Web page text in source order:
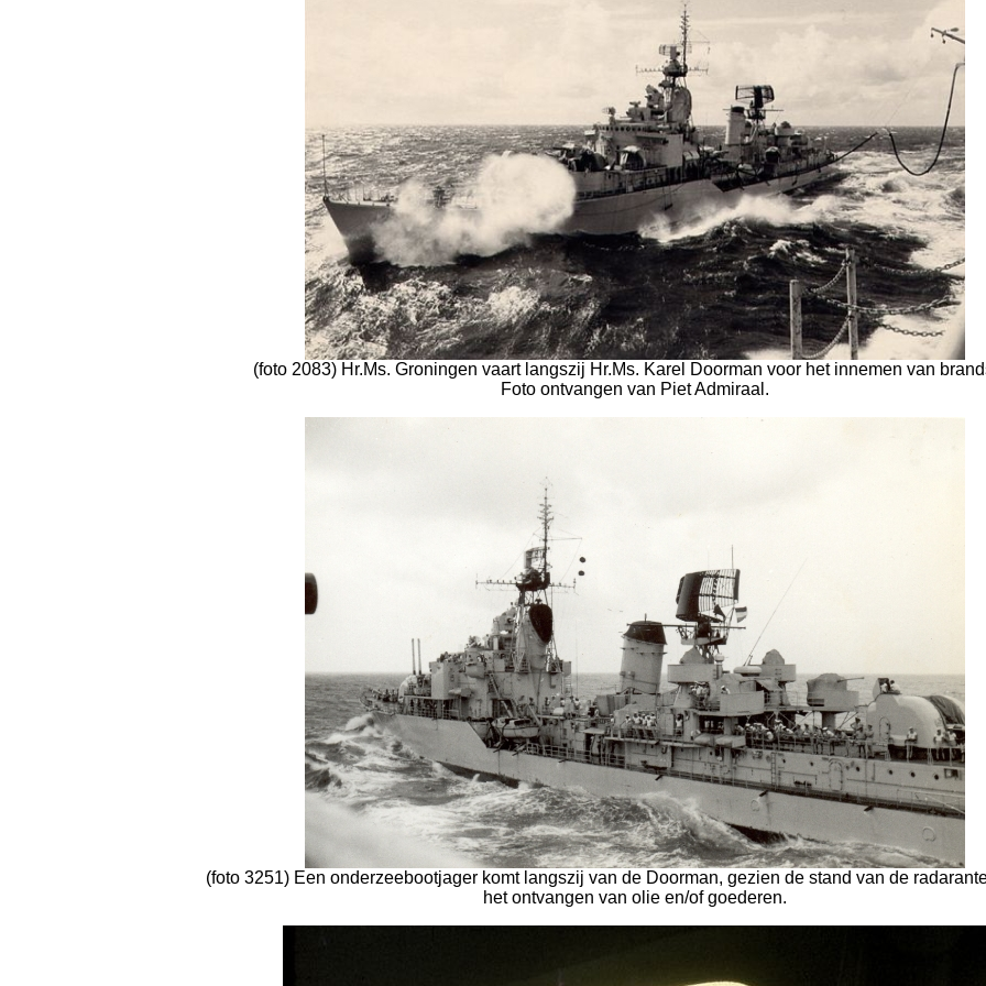
(foto 2083) Hr.Ms. Groningen vaart langszij Hr.Ms. Karel Doorman voor het innemen van
Foto ontvangen van Piet Admiraal.
(foto 3251) Een onderzeebootjager komt langszij van de Doorman, gezien de stand van de
het ontvangen van olie en/of goederen.